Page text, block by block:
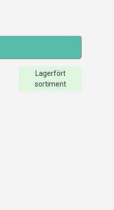
Lagerfört
sortiment